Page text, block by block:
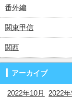
番外編
関東甲信
関西
アーカイブ
2022年10月 2022年